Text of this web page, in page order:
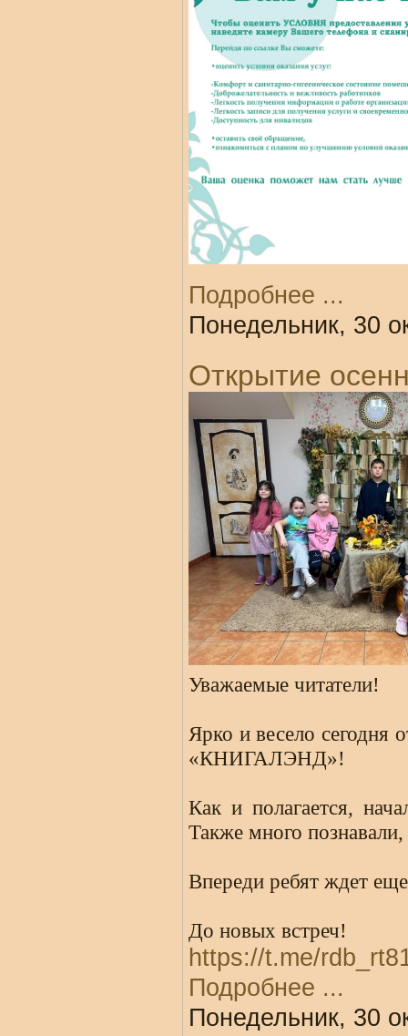
Подробнее ...
Понедельник, 30
Открытие
Уважаемые читатели!
Ярко и весело сегодня
«КНИГАЛЭНД»!
Как и полагается,
Также много
Впереди ребят ждет
До новых встреч!
https://t.me/
Подробнее ...
Понедельник, 30